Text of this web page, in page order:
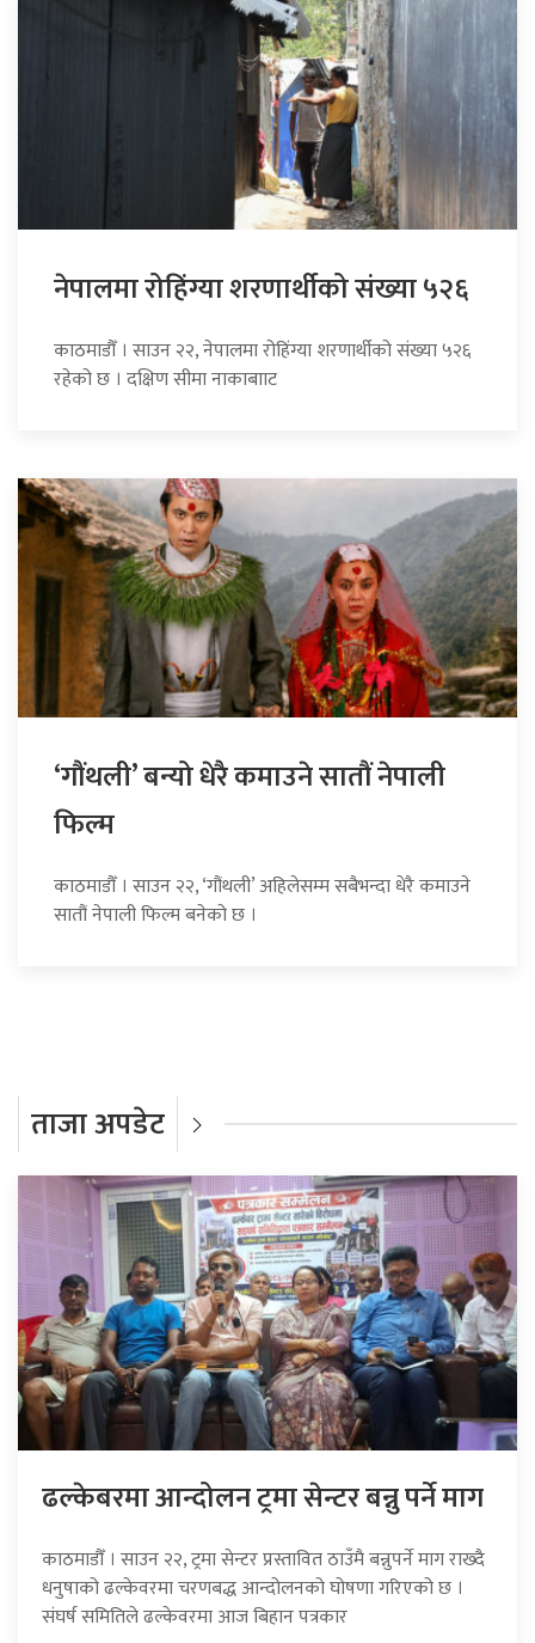
नेपालमा रोहिंग्या शरणार्थीको संख्या ५२६
काठमाडौँ । साउन २२, नेपालमा रोहिंग्या शरणार्थीको संख्या ५२६
रहेको छ । दक्षिण सीमा नाकाबााट
‘गौंथली’ बन्यो धेरै कमाउने सातौं नेपाली
फिल्म
काठमाडौँ । साउन २२, ‘गौंथली’ अहिलेसम्म सबैभन्दा धेरै कमाउने
सातौं नेपाली फिल्म बनेको छ ।
ताजा अपडेट
ढल्केबरमा आन्दोलन ट्रमा सेन्टर बन्नु पर्ने माग
काठमाडौँ । साउन २२, ट्रमा सेन्टर प्रस्तावित ठाउँमै बन्नुपर्ने माग राख्दै
धनुषाको ढल्केवरमा चरणबद्ध आन्दोलनको घोषणा गरिएको छ ।
संघर्ष समितिले ढल्केवरमा आज बिहान पत्रकार